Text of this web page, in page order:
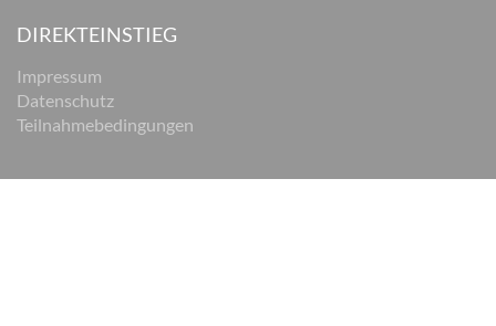
DIREKTEINSTIEG
Impressum
Datenschutz
Teilnahmebedingungen